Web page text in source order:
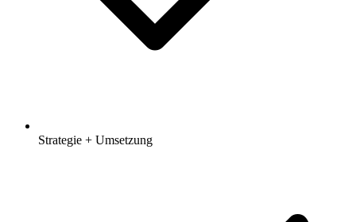
Strategie + Umsetzung